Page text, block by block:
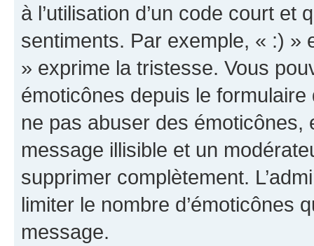
à l’utilisation d’un code court et
sentiments. Par exemple, « :) »
» exprime la tristesse. Vous
émoticônes depuis le
ne pas abuser des
message illisible et un
supprimer complètement.
limiter le nombre d’émoticônes
message.